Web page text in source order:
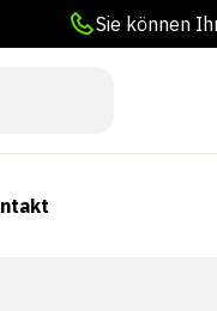
Sie können